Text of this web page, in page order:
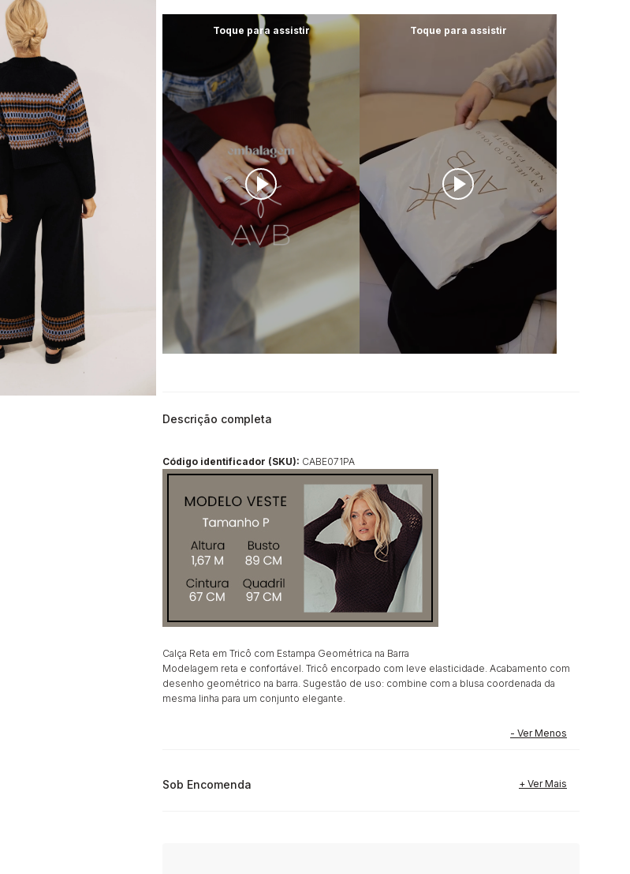
Descrição completa
Código identificador (SKU): CABE071PA
Calça Reta em Tricô com Estampa Geométrica na Barra
Modelagem reta e confortável. Tricô encorpado com leve elasticidade. Acabamento com
desenho geométrico na barra. Sugestão de uso: combine com a blusa coordenada da
mesma linha para um conjunto elegante.
Sob Encomenda